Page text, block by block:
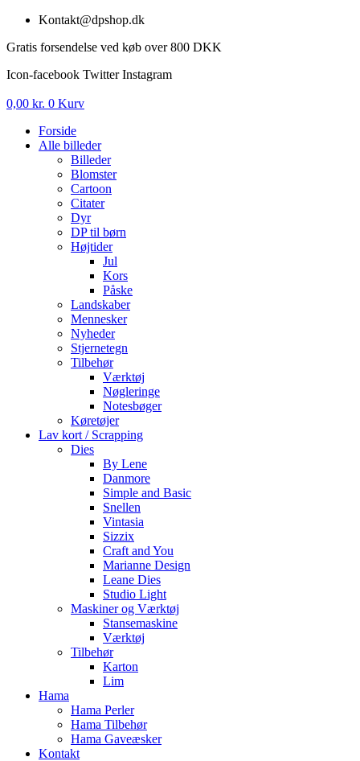
Videre
indhold
Kontakt@dpshop.dk
Gratis forsendelse ved køb over 800 DKK
Icon-facebook Twitter Instagram
0,00 kr. 0 Kurv
Forside
Alle billeder
Billeder
Blomster
Cartoon
Citater
Dyr
DP til børn
Højtider
Jul
Kors
Påske
Landskaber
Mennesker
Nyheder
Stjernetegn
Tilbehør
Værktøj
Nøgleringe
Notesbøger
Køretøjer
Lav kort / Scrapping
Dies
By Lene
Danmore
Simple and Basic
Snellen
Vintasia
Sizzix
Craft and You
Marianne Design
Leane Dies
Studio Light
Maskiner og Værktøj
Stansemaskine
Værktøj
Tilbehør
Karton
Lim
Hama
Hama Perler
Hama Tilbehør
Hama Gaveæsker
Kontakt